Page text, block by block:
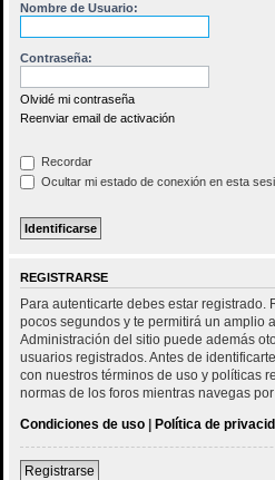
Nombre de Usuario:
Contraseña:
Olvidé mi contraseña
Reenviar email de activación
Recordar
Ocultar mi estado de conexión en esta
REGISTRARSE
Para autenticarte debes estar registrado.
pocos segundos y te permitirá un amplio
Administración del sitio puede además
usuarios registrados. Antes de
con nuestros términos de uso y políticas
normas de los foros mientras navegas por
Condiciones de uso | Política de
Registrarse